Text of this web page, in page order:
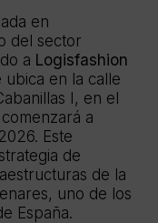
en
del sector
a Logisfashion
ubica en la calle
I, en el
a
Este
de
de la
uno de los
España.